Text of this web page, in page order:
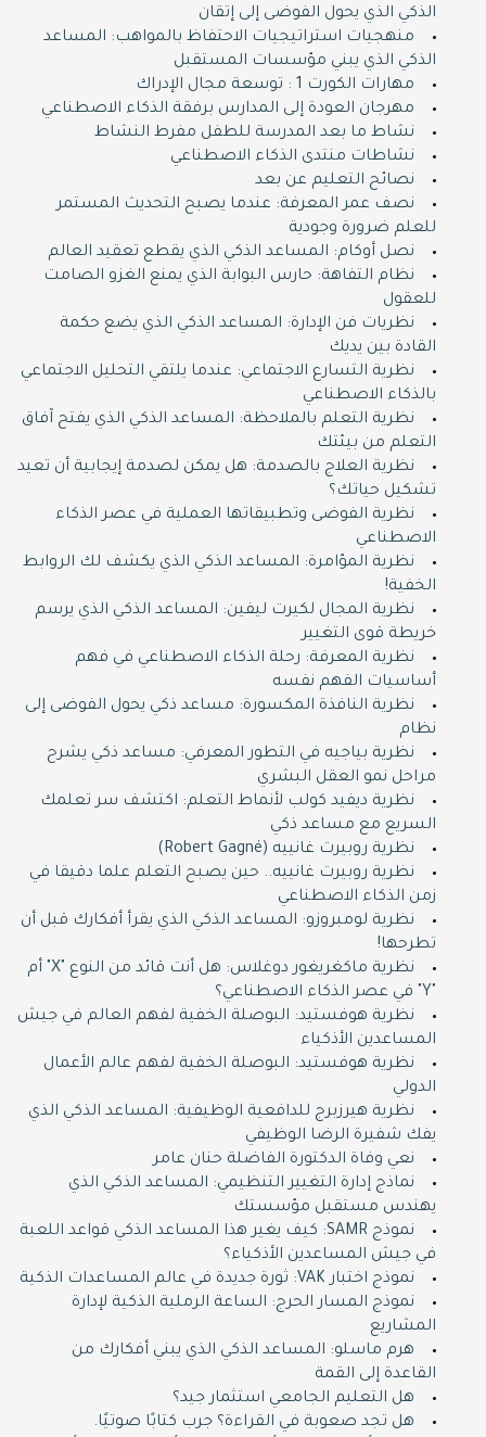
الذكي الذي يحول الفوضى إلى إتقان
منهجيات استراتيجيات الاحتفاظ بالمواهب: المساعد
الذكي الذي يبني مؤسسات المستقبل
مهارات الكورت 1 : توسعة مجال الإدراك
مهرجان العودة إلى المدارس برفقة الذكاء الاصطناعي
نشاط ما بعد المدرسة للطفل مفرط النشاط
نشاطات منتدى الذكاء الاصطناعي
نصائح التعليم عن بعد
نصف عمر المعرفة: عندما يصبح التحديث المستمر
للعلم ضرورة وجودية
نصل أوكام: المساعد الذكي الذي يقطع تعقيد العالم
نظام التفاهة: حارس البوابة الذي يمنع الغزو الصامت
للعقول
نظريات فن الإدارة: المساعد الذكي الذي يضع حكمة
القادة بين يديك
نظرية التسارع الاجتماعي: عندما يلتقي التحليل الاجتماعي
بالذكاء الاصطناعي
نظرية التعلم بالملاحظة: المساعد الذكي الذي يفتح آفاق
التعلم من بيئتك
نظرية العلاج بالصدمة: هل يمكن لصدمة إيجابية أن تعيد
تشكيل حياتك؟
نظرية الفوضى وتطبيقاتها العملية في عصر الذكاء
الاصطناعي
نظرية المؤامرة: المساعد الذكي الذي يكشف لك الروابط
الخفية!
نظرية المجال لكيرت ليفين: المساعد الذكي الذي يرسم
خريطة قوى التغيير
نظرية المعرفة: رحلة الذكاء الاصطناعي في فهم
أساسيات الفهم نفسه
نظرية النافذة المكسورة: مساعد ذكي يحول الفوضى إلى
نظام
نظرية بياجيه في التطور المعرفي: مساعد ذكي يشرح
مراحل نمو العقل البشري
نظرية ديفيد كولب لأنماط التعلم: اكتشف سر تعلمك
السريع مع مساعد ذكي
نظرية روبيرت غانييه (Robert Gagné)
نظرية روبيرت غانييه.. حين يصبح التعلم علما دقيقا في
زمن الذكاء الاصطناعي
نظرية لومبروزو: المساعد الذكي الذي يقرأ أفكارك قبل أن
تطرحها!
نظرية ماكغريغور دوغلاس: هل أنت قائد من النوع "X" أم
نظرية هوفستيد: البوصلة الخفية لفهم العالم في جيش
المساعدين الأذكياء
نظرية هوفستيد: البوصلة الخفية لفهم عالم الأعمال
الدولي
نظرية هيرزبرج للدافعية الوظيفية: المساعد الذكي الذي
يفك شفيرة الرضا الوظيفي
نعي وفاة الدكتورة الفاضلة حنان عامر
نماذج إدارة التغيير التنظيمي: المساعد الذكي الذي
يهندس مستقبل مؤسستك
نموذج SAMR: كيف يغير هذا المساعد الذكي قواعد اللعبة
في جيش المساعدين الأذكياء؟
نموذج اختبار VAK: ثورة جديدة في عالم المساعدات الذكية
نموذج المسار الحرج: الساعة الرملية الذكية لإدارة
المشاريع
هرم ماسلو: المساعد الذكي الذي يبني أفكارك من
القاعدة إلى القمة
هل التعليم الجامعي استثمار جيد؟
هل تجد صعوبة في القراءة؟ جرب كتابًا صوتيًا.